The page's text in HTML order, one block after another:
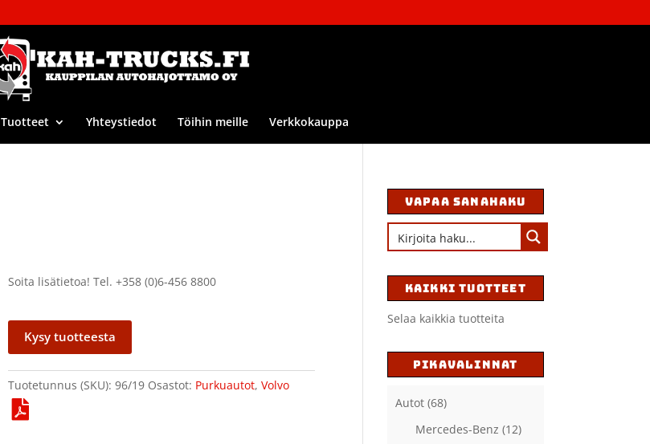
Tuotteet Yhteystiedot Töihin meille Verkkokauppa
Soita lisätietoa! Tel. +358 (0)6-456 8800
Kysy tuotteesta
Tuotetunnus (SKU):96/19 Osastot: Purkuautot,Volvo
VAPAA SANAHAKU
KAIKKI TUOTTEET
Selaa kaikkia tuotteita
PIKAVALINNAT
Autot (68)
Mercedes-Benz (12)